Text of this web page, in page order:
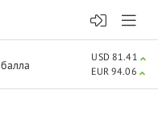
балла
USD 81.41
EUR 94.06